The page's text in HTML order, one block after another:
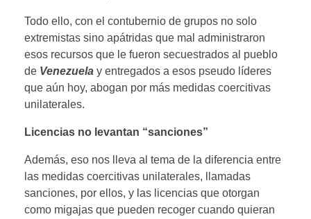
Todo ello, con el contubernio de grupos no solo
extremistas sino apátridas que mal administraron
esos recursos que le fueron secuestrados al pueblo
de Venezuela y entregados a esos pseudo líderes
que aún hoy, abogan por más medidas coercitivas
unilaterales.
Licencias no levantan “sanciones”
Además, eso nos lleva al tema de la diferencia entre
las medidas coercitivas unilaterales, llamadas
sanciones, por ellos, y las licencias que otorgan
como migajas que pueden recoger cuando quieran